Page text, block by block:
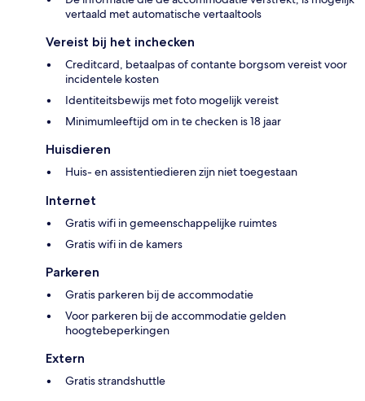
vertaald met automatische vertaaltools
Vereist bij het inchecken
Creditcard, betaalpas of contante borgsom vereist voor
incidentele kosten
Identiteitsbewijs met foto mogelijk vereist
Minimumleeftijd om in te checken is 18 jaar
Huisdieren
Huis- en assistentiedieren zijn niet toegestaan
Internet
Gratis wifi in gemeenschappelijke ruimtes
Gratis wifi in de kamers
Parkeren
Gratis parkeren bij de accommodatie
Voor parkeren bij de accommodatie gelden
hoogtebeperkingen
Extern
Gratis strandshuttle